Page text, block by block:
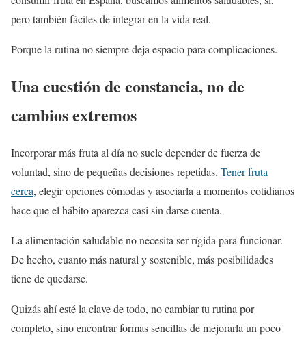
pero también fáciles de integrar en la vida real.
Porque la rutina no siempre deja espacio para complicaciones.
Una cuestión de constancia, no de
cambios extremos
Incorporar más fruta al día no suele depender de fuerza de
voluntad, sino de pequeñas decisiones repetidas. Tener fruta
cerca, elegir opciones cómodas y asociarla a momentos cotidianos
hace que el hábito aparezca casi sin darse cuenta.
La alimentación saludable no necesita ser rígida para funcionar.
De hecho, cuanto más natural y sostenible, más posibilidades
tiene de quedarse.
Quizás ahí esté la clave de todo, no cambiar tu rutina por
completo, sino encontrar formas sencillas de mejorarla un poco